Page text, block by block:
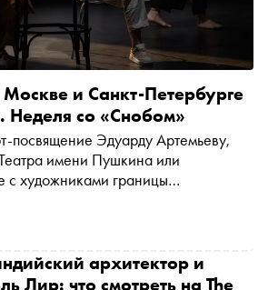
Москве и Санкт-Петербурге
Неделя со «Снобом»
посвящение Эдуарду Артемьеву,
имени Пушкина или
с художниками границы
сходить на ближайшей неделе
архитектор и
Лир: что смотреть на The